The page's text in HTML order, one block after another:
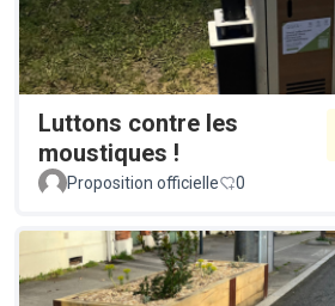
Luttons contre les
moustiques !
Proposition officielle
0